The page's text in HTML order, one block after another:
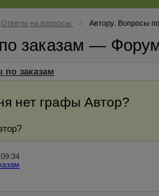
Ответы на вопросы Автору. Вопросы
заказам —
заказам
нет графы Автор?